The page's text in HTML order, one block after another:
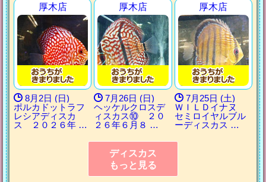
厚木店
8月2日 (日)
ポルカドットラフ
レシアディスカ
ス ２０２６年 …
厚木店
7月26日 (日)
ヘッケルクロスデ
ィスカス⑩ ２０
２６年６月８ …
厚木店
7月25日 (土)
ＷＩＬＤイナヌ
セミロイヤルブル
ーディスカス …
ディスカス
もっと見る